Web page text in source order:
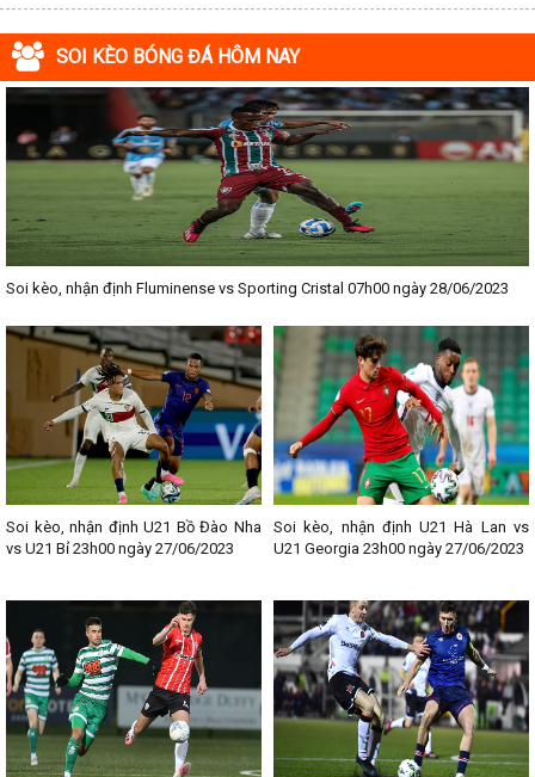
SOI KÈO BÓNG ĐÁ HÔM NAY
Soi kèo, nhận định Fluminense vs Sporting Cristal 07h00 ngày 28/06/2023
Soi kèo, nhận định U21 Bồ Đào Nha
vs U21 Bỉ 23h00 ngày 27/06/2023
Soi kèo, nhận định U21 Hà Lan vs
U21 Georgia 23h00 ngày 27/06/2023